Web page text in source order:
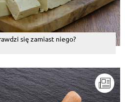
się zamiast niego?